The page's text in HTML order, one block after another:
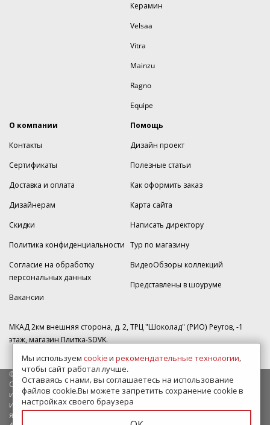
Керамин
Velsaa
Vitra
Mainzu
Ragno
Equipe
О компании
Контакты
Сертификаты
Доставка и оплата
Дизайнерам
Скидки
Политика конфиденциальности
Согласие на обработку
персональных данных
Вакансии
Помощь
Дизайн проект
Полезные статьи
Как оформить заказ
Карта сайта
Написать директору
Тур по магазину
ВидеоОбзоры коллекций
Представлены в шоуруме
МКАД 2км внешняя сторона, д. 2, ТРЦ "Шоколад" (РИО) Реутов, -1
этаж, магазин Плитка-SDVK.
© 2009—2026 г. Все права защищены
Обращаем Ваше внимание на то, что данный интернет-сайт носит
исключительно информационный характер и ни при каких условиях
информационные материалы и цены, размещенные на сайте, не
являются публичной офертой, определяемой положениями Статьи
Мы используем cookieи рекомендательные технологии,
чтобы сайт работал лучше.
Оставаясь с нами, вы соглашаетесь на использование
файлов cookie.Вы можете запретить сохранение cookie в
настройках своего браузера